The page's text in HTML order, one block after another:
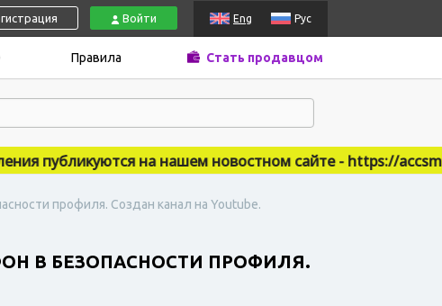
Войти Eng Рус
Правила Стать продавцом
публикуются на нашем новостном сайте - https://
профиля. Создан канал на Youtube.
В БЕЗОПАСНОСТИ ПРОФИЛЯ.